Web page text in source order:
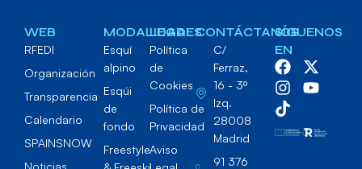
WEB
RFEDI
Organización
Transparencia
Calendario
SPAINSNOW
Noticias
MODALIDADES
Esquí
alpino
Esqúi
de
fondo
Freestyle
LEGAL
Política
de
Cookies
Política de
Privacidad
Aviso
CONTÁCTANOS
C/
Ferraz,
16 - 3º
Izq.
28008
Madrid
91 376
SÍGUENOS
EN